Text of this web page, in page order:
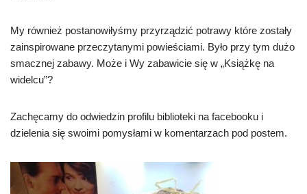
My również postanowiłyśmy przyrządzić potrawy które zostały
zainspirowane przeczytanymi powieściami. Było przy tym dużo
smacznej zabawy. Może i Wy zabawicie się w „Książkę na
widelcu”?
Zachęcamy do odwiedzin profilu biblioteki na facebooku i
dzielenia się swoimi pomysłami w komentarzach pod postem.